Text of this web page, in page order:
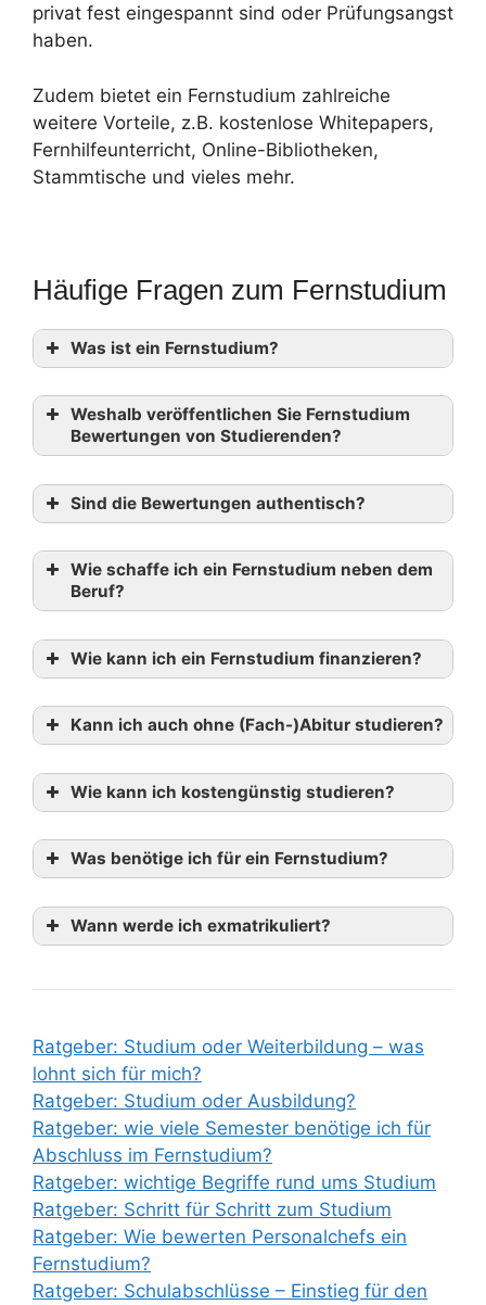
privat fest eingespannt sind oder Prüfungsangst
haben.
Zudem bietet ein Fernstudium zahlreiche
weitere Vorteile, z.B. kostenlose Whitepapers,
Fernhilfeunterricht, Online-Bibliotheken,
Stammtische und vieles mehr.
Häufige Fragen zum Fernstudium
Was ist ein Fernstudium?
Weshalb veröffentlichen Sie Fernstudium
Bewertungen von Studierenden?
Sind die Bewertungen authentisch?
Wie schaffe ich ein Fernstudium neben dem
Beruf?
Wie kann ich ein Fernstudium finanzieren?
Kann ich auch ohne (Fach-)Abitur studieren?
Wie kann ich kostengünstig studieren?
Was benötige ich für ein Fernstudium?
Wann werde ich exmatrikuliert?
Ratgeber: Studium oder Weiterbildung – was
lohnt sich für mich?
Ratgeber: Studium oder Ausbildung?
Ratgeber: wie viele Semester benötige ich für
Abschluss im Fernstudium?
Ratgeber: wichtige Begriffe rund ums Studium
Ratgeber: Schritt für Schritt zum Studium
Ratgeber: Wie bewerten Personalchefs ein
Fernstudium?
Ratgeber: Schulabschlüsse – Einstieg für den